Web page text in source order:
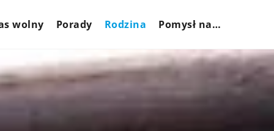
wolny Porady Rodzina Pomysł na…